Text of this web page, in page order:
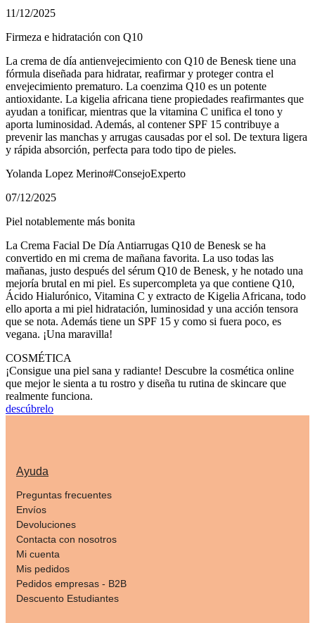
11/12/2025
Firmeza e hidratación con Q10
La crema de día antienvejecimiento con Q10 de Benesk tiene una
fórmula diseñada para hidratar, reafirmar y proteger contra el
envejecimiento prematuro. La coenzima Q10 es un potente
antioxidante. La kigelia africana tiene propiedades reafirmantes que
ayudan a tonificar, mientras que la vitamina C unifica el tono y
aporta luminosidad. Además, al contener SPF 15 contribuye a
prevenir las manchas y arrugas causadas por el sol. De textura ligera
y rápida absorción, perfecta para todo tipo de pieles.
Yolanda Lopez Merino#ConsejoExperto
07/12/2025
Piel notablemente más bonita
La Crema Facial De Día Antiarrugas Q10 de Benesk se ha
convertido en mi crema de mañana favorita. La uso todas las
mañanas, justo después del sérum Q10 de Benesk, y he notado una
mejoría brutal en mi piel. Es supercompleta ya que contiene Q10,
Ácido Hialurónico, Vitamina C y extracto de Kigelia Africana, todo
ello aporta a mi piel hidratación, luminosidad y una acción tensora
que se nota. Además tiene un SPF 15 y como si fuera poco, es
vegana. ¡Una maravilla!
COSMÉTICA
¡Consigue una piel sana y radiante! Descubre la cosmética online
que mejor le sienta a tu rostro y diseña tu rutina de skincare que
realmente funciona.
descúbrelo
Ayuda
Preguntas frecuentes
Envíos
Devoluciones
Contacta con nosotros
Mi cuenta
Mis pedidos
Pedidos empresas - B2B
Descuento Estudiantes